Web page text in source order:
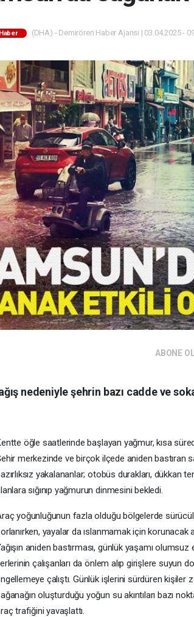
(DHA) - Demirören Haber Ajansı | 03.04.2025 -
ABONE OL
nedeniyle şehrin bazı cadde ve
öğle saatlerinde başlayan yağmur, kısa
merkezinde ve birçok ilçede aniden bastıran
yakalananlar; otobüs durakları, dükkan
sığınıp yağmurun dinmesini bekledi.
yoğunluğunun fazla olduğu bölgelerde
yayalar da ıslanmamak için korunacak
aniden bastırması, günlük yaşamı olumsuz
çalışanları da önlem alıp girişlere suyun
çalıştı. Günlük işlerini sürdüren kişiler
oluşturduğu yoğun su akıntıları bazı
trafiğini yavaşlattı.